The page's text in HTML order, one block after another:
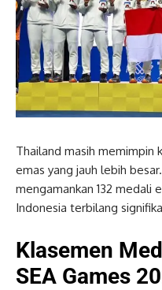
Thailand masih memimpin
emas yang jauh lebih
mengamankan 132 medali
Indonesia terbilang
Klasemen
SEA Games